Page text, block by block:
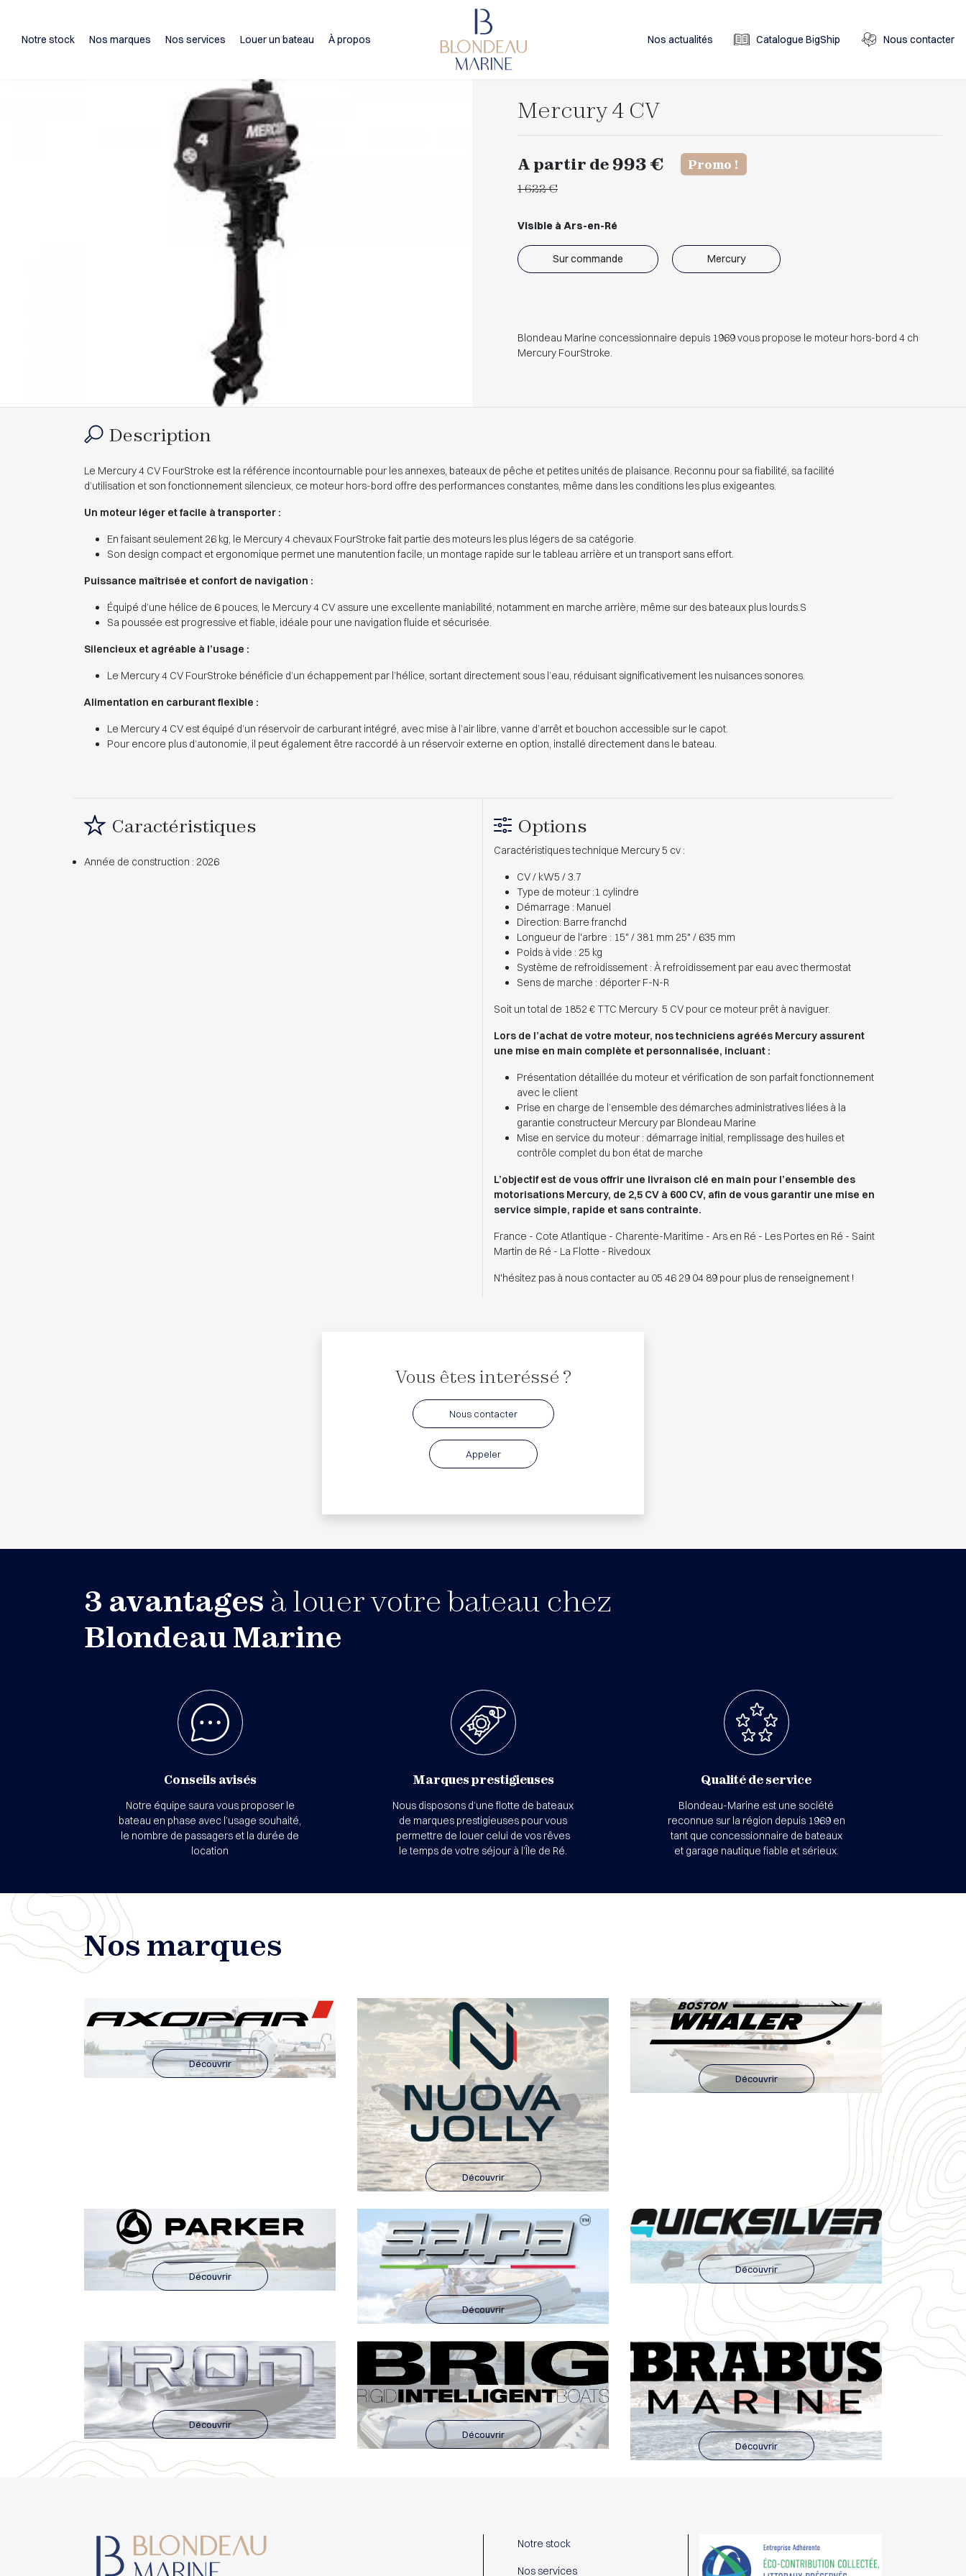
Notre stock Nos marques Nos services Louer un bateau À propos Nos actualités Catalogue BigShip Nous contacter
Mercury 4 CV
A partir de 993 €
Promo !
1 622 €
Visible à Ars-en-Ré
Sur commande Mercury
Blondeau Marine concessionnaire depuis 1969 vous propose le moteur hors-bord 4 ch
Mercury FourStroke.
Description
Le Mercury 4 CV FourStroke est la référence incontournable pour les annexes, bateaux de pêche et petites unités de plaisance. Reconnu pour sa fiabilité, sa facilité
d’utilisation et son fonctionnement silencieux, ce moteur hors-bord offre des performances constantes, même dans les conditions les plus exigeantes.
Un moteur léger et facile à transporter :
En faisant seulement 26 kg, le Mercury 4 chevaux FourStroke fait partie des moteurs les plus légers de sa catégorie.
Son design compact et ergonomique permet une manutention facile, un montage rapide sur le tableau arrière et un transport sans effort.
Puissance maîtrisée et confort de navigation :
Équipé d’une hélice de 6 pouces, le Mercury 4 CV assure une excellente maniabilité, notamment en marche arrière, même sur des bateaux plus lourds.S
Sa poussée est progressive et fiable, idéale pour une navigation fluide et sécurisée.
Silencieux et agréable à l’usage :
Le Mercury 4 CV FourStroke bénéficie d’un échappement par l’hélice, sortant directement sous l’eau, réduisant significativement les nuisances sonores.
Alimentation en carburant flexible :
Le Mercury 4 CV est équipé d’un réservoir de carburant intégré, avec mise à l’air libre, vanne d’arrêt et bouchon accessible sur le capot.
Pour encore plus d’autonomie, il peut également être raccordé à un réservoir externe en option, installé directement dans le bateau.
Caractéristiques
Année de construction : 2026
Options
Caractéristiques technique Mercury 5 cv :
CV / kW5 / 3.7
Type de moteur :1 cylindre
Démarrage : Manuel
Direction: Barre franchd
Longueur de l'arbre : 15" / 381 mm 25" / 635 mm
Poids à vide : 25 kg
Système de refroidissement : À refroidissement par eau avec thermostat
Sens de marche : déporter F-N-R
Soit un total de 1852 € TTC Mercury 5 CV pour ce moteur prêt à naviguer.
Lors de l’achat de votre moteur, nos techniciens agréés Mercury assurent
une mise en main complète et personnalisée, incluant :
Présentation détaillée du moteur et vérification de son parfait fonctionnement
avec le client
Prise en charge de l’ensemble des démarches administratives liées à la
garantie constructeur Mercury par Blondeau Marine
Mise en service du moteur : démarrage initial, remplissage des huiles et
contrôle complet du bon état de marche
L’objectif est de vous offrir une livraison clé en main pour l’ensemble des
motorisations Mercury, de 2,5 CV à 600 CV, afin de vous garantir une mise en
service simple, rapide et sans contrainte.
France - Cote Atlantique - Charente-Maritime - Ars en Ré - Les Portes en Ré - Saint
Martin de Ré - La Flotte - Rivedoux
N'hésitez pas à nous contacter au 05 46 29 04 89 pour plus de renseignement !
Vous êtes interéssé ?
Nous contacter
Appeler
3 avantages à louer votre bateau chez
Blondeau Marine
Conseils avisés
Notre équipe saura vous proposer le
bateau en phase avec l’usage souhaité,
le nombre de passagers et la durée de
location
Marques prestigieuses
Nous disposons d’une flotte de bateaux
de marques prestigieuses pour vous
permettre de louer celui de vos rêves
le temps de votre séjour à l’Île de Ré.
Qualité de service
Blondeau-Marine est une société
reconnue sur la région depuis 1969 en
tant que concessionnaire de bateaux
et garage nautique fiable et sérieux.
Nos marques
Découvrir
Découvrir
Découvrir
Découvrir
Découvrir
Découvrir
Découvrir
Découvrir
Découvrir
Notre stock
Nos services